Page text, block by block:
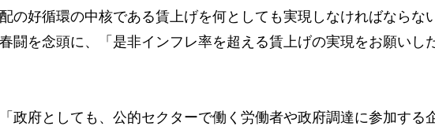
配の好循環の中核である賃上げを何としても実現しなければならな
闘を念頭に、「是非インフレ率を超える賃上げの実現をお願いし
政府としても、公的セクターで働く労働者や政府調達に参加する